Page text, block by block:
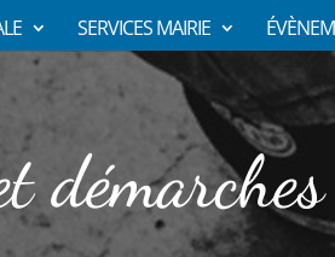
SERVICES MAIRIE
démarches